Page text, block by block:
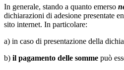
In generale, stando a quanto emerso
dichiarazioni di adesione presentate
sito internet. In particolare:
a) in caso di presentazione della
b) il pagamento delle somme può